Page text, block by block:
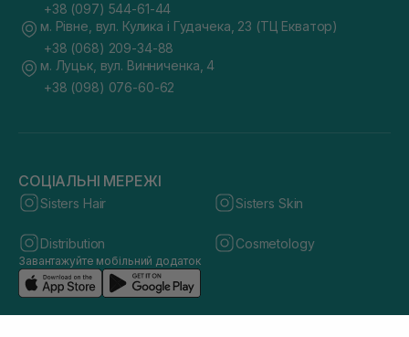
+38 (097) 544-61-44
м. Рівне, вул. Кулика і Гудачека, 23 (ТЦ Екватор)
+38 (068) 209-34-88
м. Луцьк, вул. Винниченка, 4
+38 (098) 076-60-62
СОЦІАЛЬНІ МЕРЕЖІ
Sisters Hair Sisters Skin
Distribution Cosmetology
Завантажуйте мобільний додаток